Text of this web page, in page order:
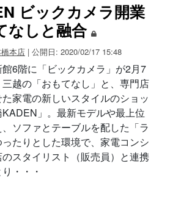
ビックカメラ開業
なしと融合
本店 | 公開日: 2020/02/17 15:48
6階に「ビックカメラ」が2月7
越の「おもてなし」と、専門店
家電の新しいスタイルのショッ
」。最新モデルや最上位
ソファとテーブルを配した「ラ
たりとした環境で、家電コンシ
スタイリスト（販売員）と連携
・・・